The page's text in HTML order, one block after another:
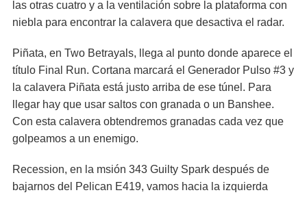
las otras cuatro y a la ventilación sobre la plataforma con
niebla para encontrar la calavera que desactiva el radar.
Piñata, en Two Betrayals, llega al punto donde aparece el
título Final Run. Cortana marcará el Generador Pulso #3 y
la calavera Piñata está justo arriba de ese túnel. Para
llegar hay que usar saltos con granada o un Banshee.
Con esta calavera obtendremos granadas cada vez que
golpeamos a un enemigo.
Recession, en la msión 343 Guilty Spark después de
bajarnos del Pelican E419, vamos hacia la izquierda